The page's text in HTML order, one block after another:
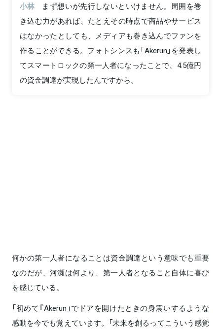
小林
まず想いが先行しないといけません。周囲を巻
き込む力があれば、たとえその時点で商品やサービス
はなかったとしても、メディアも巻き込んでファンを
作ることができる。フォトシンスも「Akerun」を発表し
てスマートロックの第一人者になったことで、4.5億円
の資金調達が実現したんですから。
何かの第一人者になることは資金調達という意味でも重要
なのだが、河瀬は何より、第一人者となること自体に喜び
を感じている。
「初めて『Akerun」でドアを開けたときの身震いするような
感動を今でも覚えています。「未来を創るってこういう感覚